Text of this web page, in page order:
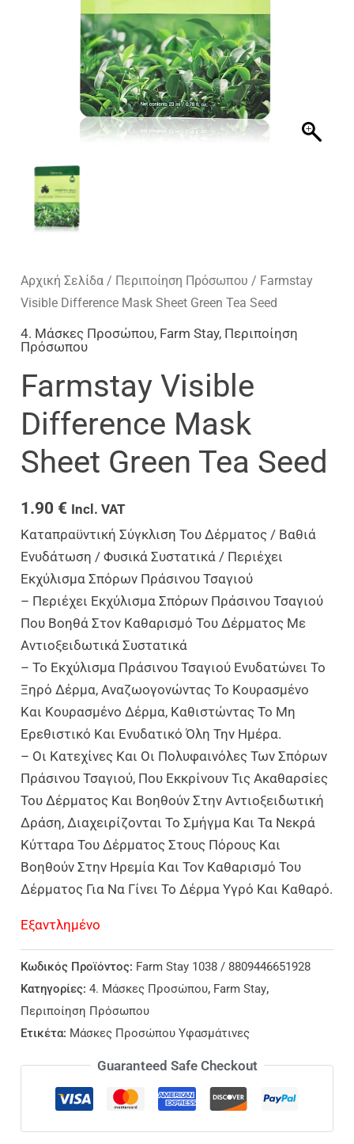
Αρχική Σελίδα / Περιποίηση Πρόσωπου / Farmstay
Visible Difference Mask Sheet Green Tea Seed
4. Μάσκες Προσώπου, Farm Stay, Περιποίηση
Πρόσωπου
Farmstay Visible
Difference Mask
Sheet Green Tea Seed
1.90 € Incl. VAT
Καταπραϋντική Σύγκλιση Του Δέρματος / Βαθιά
Ενυδάτωση / Φυσικά Συστατικά / Περιέχει
Εκχύλισμα Σπόρων Πράσινου Τσαγιού
– Περιέχει Εκχύλισμα Σπόρων Πράσινου Τσαγιού
Που Βοηθά Στον Καθαρισμό Του Δέρματος Με
Αντιοξειδωτικά Συστατικά
– Το Εκχύλισμα Πράσινου Τσαγιού Ενυδατώνει Το
Ξηρό Δέρμα, Αναζωογονώντας Το Κουρασμένο
Και Κουρασμένο Δέρμα, Καθιστώντας Το Μη
Ερεθιστικό Και Ενυδατικό Όλη Την Ημέρα.
– Οι Κατεχίνες Και Οι Πολυφαινόλες Των Σπόρων
Πράσινου Τσαγιού, Που Εκκρίνουν Τις Ακαθαρσίες
Του Δέρματος Και Βοηθούν Στην Αντιοξειδωτική
Δράση, Διαχειρίζονται Το Σμήγμα Και Τα Νεκρά
Κύτταρα Του Δέρματος Στους Πόρους Και
Βοηθούν Στην Ηρεμία Και Τον Καθαρισμό Του
Δέρματος Για Να Γίνει Το Δέρμα Υγρό Και Καθαρό.
Εξαντλημένο
Κωδικός Προϊόντος: Farm Stay 1038 / 8809446651928
Κατηγορίες:4. Μάσκες Προσώπου, Farm Stay,
Περιποίηση Πρόσωπου
Ετικέτα: Μάσκες Προσώπου Υφασμάτινες
Guaranteed Safe Checkout